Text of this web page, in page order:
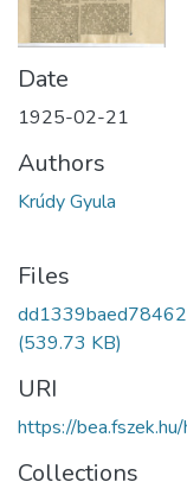
Date
1925-02-21
Authors
Krúdy Gyula
Files
(539.73 KB)
URI
https://
Collections